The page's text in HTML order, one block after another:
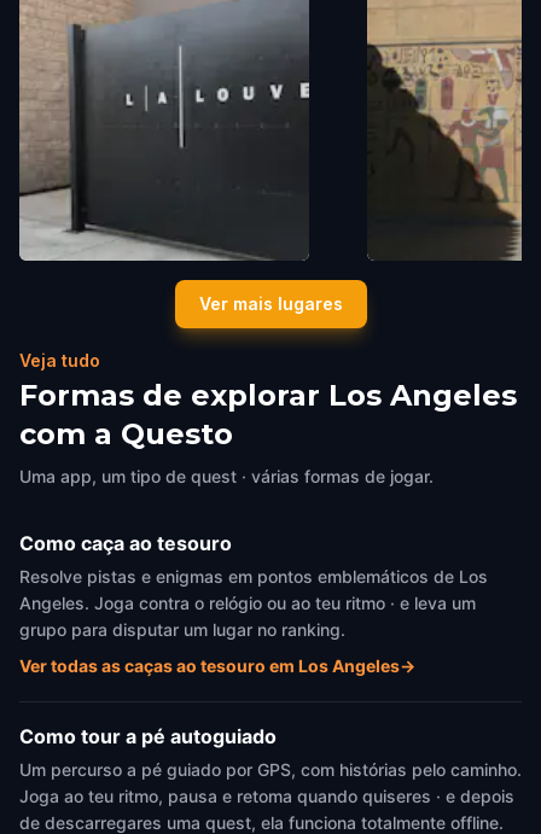
United States of America
Ver mais lugares
Veja tudo
Formas de explorar Los Angeles
com a Questo
Uma app, um tipo de quest · várias formas de jogar.
Como caça ao tesouro
Resolve pistas e enigmas em pontos emblemáticos de Los
Angeles. Joga contra o relógio ou ao teu ritmo · e leva um
grupo para disputar um lugar no ranking.
Ver todas as caças ao tesouro em Los Angeles→
Como tour a pé autoguiado
Um percurso a pé guiado por GPS, com histórias pelo caminho.
Joga ao teu ritmo, pausa e retoma quando quiseres · e depois
de descarregares uma quest, ela funciona totalmente offline.